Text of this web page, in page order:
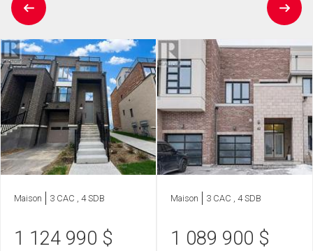
Maison 3 CAC , 4 SDB
1 124 990 $
Maison 3 CAC , 4 SDB
1 089 900 $